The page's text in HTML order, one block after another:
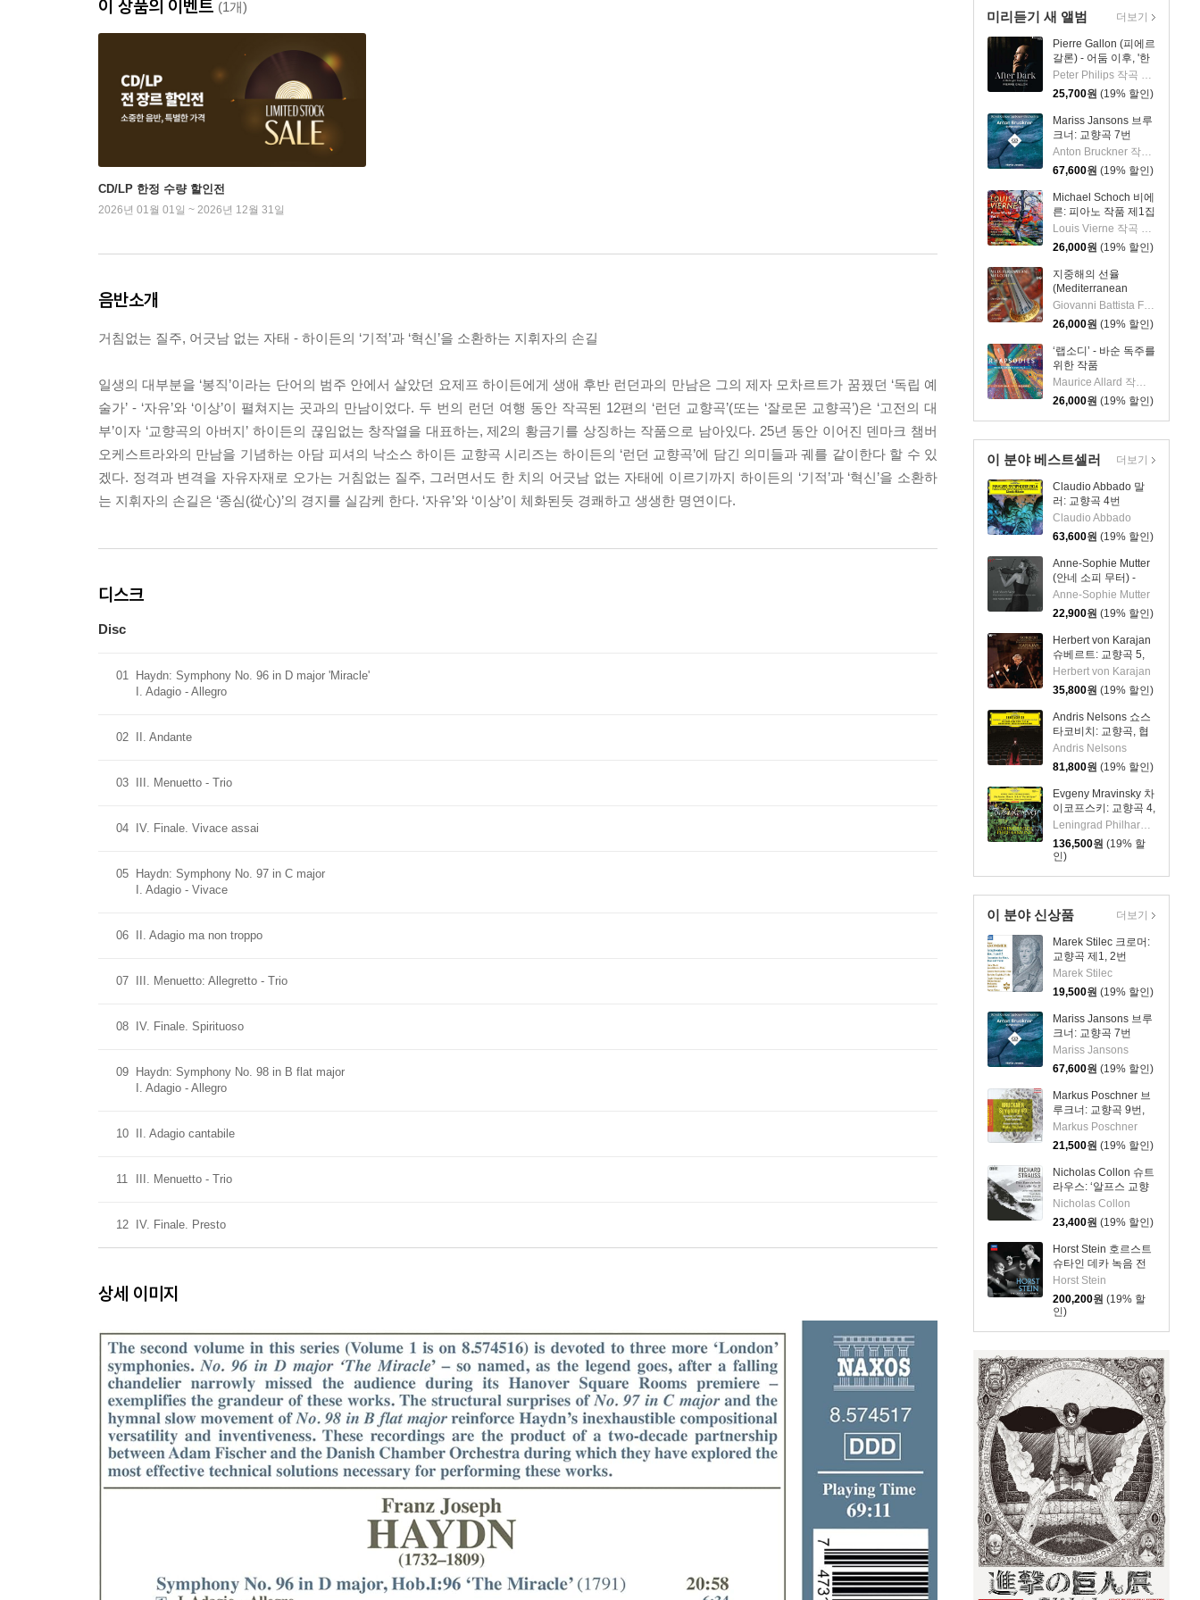
미리듣기 새 앨범
Pierre Gallon (피에르
갈론) - 어둠 이후, '한
밤의 판타지아' (After
Dark, 'A Midnight
Fantasia')
Peter Philips 작곡 외 6명
25,700원 (19% 할인)
Mariss Jansons 브루
크너: 교향곡 7번
(Bruckner:
Symphony No.7)
[2LP]
Anton Bruckner 작곡 외 2명
67,600원 (19% 할인)
Michael Schoch 비에
른: 피아노 작품 제1집
(Vierne: Piano Works
Vol. 1) [SACD
Hybrid]
Louis Vierne 작곡 외 1명
26,000원 (19% 할인)
지중해의 선율
(Mediterranean
Melodies) [SACD
Hybrid]
Giovanni Battista Fontana 작곡 외 5명
26,000원 (19% 할인)
‘랩소디’ - 바순 독주를
위한 작품
(Rhapsodies: Works
for Bassoon solo)
[SACD Hybrid]
Maurice Allard 작곡 외 4명
26,000원 (19% 할인)
더보기
이 분야 베스트셀러
Claudio Abbado 말
러: 교향곡 4번
(Mahler: Symphony
No. 4) [LP]
Claudio Abbado
63,600원 (19% 할인)
Anne-Sophie Mutter
(안네 소피 무터) -
East Meets West
Anne-Sophie Mutter
22,900원 (19% 할인)
Herbert von Karajan
슈베르트: 교향곡 5,
6, 8, 9번 (Schubert:
Symphonies 5-6, 8-
9) [SACD Hybrid]
Herbert von Karajan
35,800원 (19% 할인)
Andris Nelsons 쇼스
타코비치: 교향곡, 협
주곡 (Shostakovich:
Symphonies,
Concertos, Lady
Macbeth of Mtsensk
District)
Andris Nelsons
81,800원 (19% 할인)
Evgeny Mravinsky 차
이코프스키: 교향곡 4,
5, 6번 '비창'
(Tchaikovsky:
Symphonies Op.36,
Op.64 & Op.74
'Pathetique') [3 LP]
Leningrad Philharmonic Orchestra,Evgeny Mravinsky,Piotr I. Tchaikovsky
136,500원 (19% 할
인)
더보기
이 분야 신상품
Marek Stilec 크로머:
교향곡 제1, 2번
(Krommer:
Orchestral Works No.
1 & 2)
Marek Stilec
19,500원 (19% 할인)
Mariss Jansons 브루
크너: 교향곡 7번
(Bruckner:
Symphony No.7)
[2LP]
Mariss Jansons
67,600원 (19% 할인)
Markus Poschner 브
루크너: 교향곡 9번,
교향곡 F단조 ‘습작 교
향곡’ (Bruckner:
Symphony No.9,
Symphony in F
minor)
Markus Poschner
21,500원 (19% 할인)
Nicholas Collon 슈트
라우스: ‘알프스 교향
곡’, ‘네 개의 가곡’
Op.27 (Strauss: Eine
Alpensinfonie, Vier
Lieder Op.27)
Nicholas Collon
23,400원 (19% 할인)
Horst Stein 호르스트
슈타인 데카 녹음 전
집 (The Decca
Recordings)
Horst Stein
200,200원 (19% 할
인)
더보기
이 상품의 이벤트 (1개)
CD/LP 한정 수량 할인전
2026년 01월 01일 ~ 2026년 12월 31일
음반소개
거침없는 질주, 어긋남 없는 자태 - 하이든의 ‘기적’과 ‘혁신’을 소환하는 지휘자의 손길
일생의 대부분을 ‘봉직’이라는 단어의 범주 안에서 살았던 요제프 하이든에게 생애 후반 런던과의 만남은 그의 제자 모차르트가 꿈꿨던 ‘독립 예
술가’ - ‘자유’와 ‘이상’이 펼쳐지는 곳과의 만남이었다. 두 번의 런던 여행 동안 작곡된 12편의 ‘런던 교향곡’(또는 ‘잘로몬 교향곡’)은 ‘고전의 대
부’이자 ‘교향곡의 아버지’ 하이든의 끊임없는 창작열을 대표하는, 제2의 황금기를 상징하는 작품으로 남아있다. 25년 동안 이어진 덴마크 챔버
오케스트라와의 만남을 기념하는 아담 피셔의 낙소스 하이든 교향곡 시리즈는 하이든의 ‘런던 교향곡’에 담긴 의미들과 궤를 같이한다 할 수 있
겠다. 정격과 변격을 자유자재로 오가는 거침없는 질주, 그러면서도 한 치의 어긋남 없는 자태에 이르기까지 하이든의 ‘기적’과 ‘혁신’을 소환하
는 지휘자의 손길은 ‘종심(從心)’의 경지를 실감케 한다. ‘자유’와 ‘이상’이 체화된듯 경쾌하고 생생한 명연이다.
디스크
Disc
01
Haydn: Symphony No. 96 in D major 'Miracle'
I. Adagio - Allegro
02 II. Andante
03 III. Menuetto - Trio
04 IV. Finale. Vivace assai
05
Haydn: Symphony No. 97 in C major
I. Adagio - Vivace
06 II. Adagio ma non troppo
07 III. Menuetto: Allegretto - Trio
08 IV. Finale. Spirituoso
09
Haydn: Symphony No. 98 in B flat major
I. Adagio - Allegro
10 II. Adagio cantabile
11 III. Menuetto - Trio
12 IV. Finale. Presto
상세 이미지